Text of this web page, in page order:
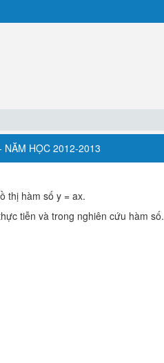
HỌC 2012-2013
thị hàm số y = ax.
tiễn và trong nghiên cứu hàm số.